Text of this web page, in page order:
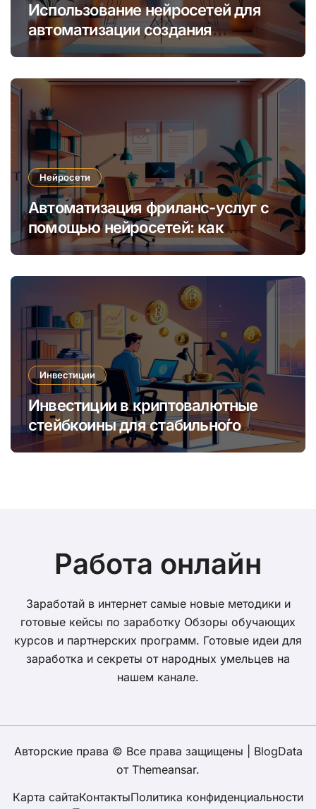
Использование нейросетей для
автоматизации создания
уникальных интернет-курсов и
Нейросети
Автоматизация фриланс-услуг с
помощью нейросетей: как
увеличить доход и сократить
Инвестиции
Инвестиции в криптовалютные
стейбкоины для стабильно́го
онлайн-заработка в условиях
Работа онлайн
Заработай в интернет самые новые методики и
готовые кейсы по заработку Обзоры обучающих
курсов и партнерских программ. Готовые идеи для
заработка и секреты от народных умельцев на
нашем канале.
Авторские права © Все права защищены
BlogData
от Themeansar.
Карта сайтаКонтактыПолитика конфиденциальности